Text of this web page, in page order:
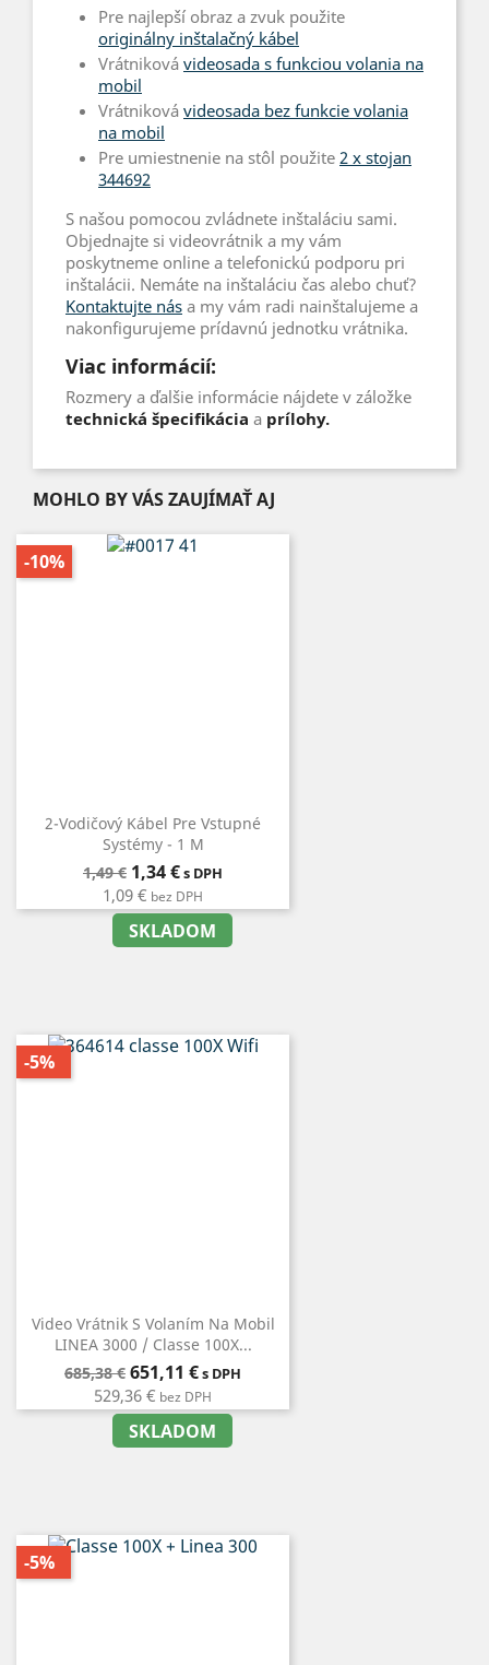
Pre najlepší obraz a zvuk použite
originálny inštalačný kábel
Vrátniková videosada s funkciou volania na
mobil
Vrátniková videosada bez funkcie volania
na mobil
Pre umiestnenie na stôl použite 2 x stojan
344692
S našou pomocou zvládnete inštaláciu sami.
Objednajte si videovrátnik a my vám
poskytneme online a telefonickú podporu pri
inštalácii. Nemáte na inštaláciu čas alebo chuť?
Kontaktujte nás a my vám radi nainštalujeme a
nakonfigurujeme prídavnú jednotku vrátnika.
Viac informácií:
Rozmery a ďalšie informácie nájdete v záložke
technická špecifikácia a prílohy.
MOHLO BY VÁS ZAUJÍMAŤ AJ
2-Vodičový Kábel Pre Vstupné
Systémy - 1 M
Bežná
cena
1,49 € Cena
1,34 €s DPH
1,09 € bez DPH
SKLADOM
-10%
Video Vrátnik S Volaním Na Mobil
LINEA 3000 / Classe 100X...
Bežná
cena
685,38 € Cena
651,11 €s DPH
529,36 € bez DPH
SKLADOM
-5%
-5%